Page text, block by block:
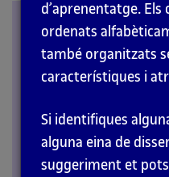
Similitud
PRINCIPIS
d’aprenentatge.
ordenats
també organitzats
característiques i
Si identifiques
alguna eina de
suggeriment et